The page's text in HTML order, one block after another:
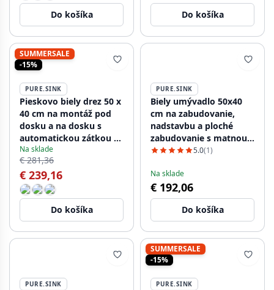
Do košíka Do košíka
SUMMERSALE
-15%
PURE.SINK
Pieskovo biely drez 50 x
40 cm na montáž pod
dosku a na dosku s
automatickou zátkou v
odtieni gun metal
1208971934
Na sklade
€ 281,36
€ 239,16
Do košíka
PURE.SINK
Biely umývadlo 50x40
cm na zabudovanie,
nadstavbu a ploché
zabudovanie s matnou
čiernou zátkou
5.0(1)
Na sklade
€ 192,06
Do košíka
PURE.SINK
SUMMERSALE
-15%
PURE.SINK